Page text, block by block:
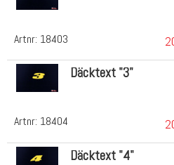
Artnr: 18403
Artnr: 18404
Däcktext "3"
Däcktext "4"